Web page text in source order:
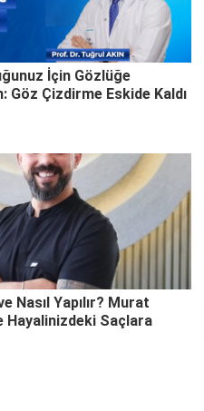
İçin Gözlüğe
Göz Çizdirme Eskide Kaldı
Nasıl Yapılır? Murat
Hayalinizdeki Saçlara